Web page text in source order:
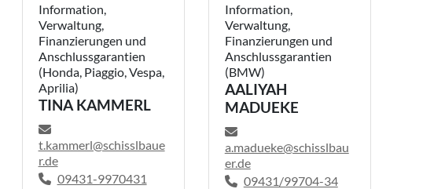
Information,
Verwaltung,
Finanzierungen und
Anschlussgarantien
(Honda, Piaggio, Vespa,
Aprilia)
TINA KAMMERL
t.kammerl@schisslbaue
r.de
09431-9970431
Information,
Verwaltung,
Finanzierungen und
Anschlussgarantien
(BMW)
AALIYAH
MADUEKE
a.madueke@schisslbau
er.de
09431/99704-34